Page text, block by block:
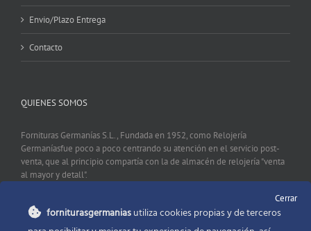
Envio/Plazo Entrega
Contacto
QUIENES SOMOS
Fornituras Germanías S.L., Fundada en 1952, como Relojería
Germaníasfue poco a poco centrando su atención en el servicio post-
venta, que al principio compartía con la de almacén de relojería "venta
al mayor y detall".
CONTACTO
Cerrar
forniturasgermaniasutiliza cookies propias y de terceros